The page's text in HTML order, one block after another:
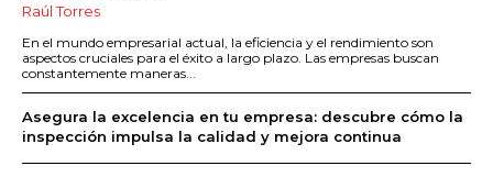
Raúl Torres
En el mundo empresarial actual, la eficiencia y el rendimiento son
aspectos cruciales para el éxito a largo plazo. Las empresas buscan
constantemente maneras...
Asegura la excelencia en tu empresa: descubre cómo la
inspección impulsa la calidad y mejora continua